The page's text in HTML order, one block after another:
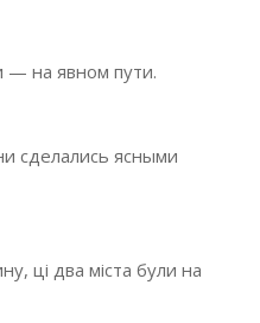
на явном пути.
сделались ясными
ці два міста були на